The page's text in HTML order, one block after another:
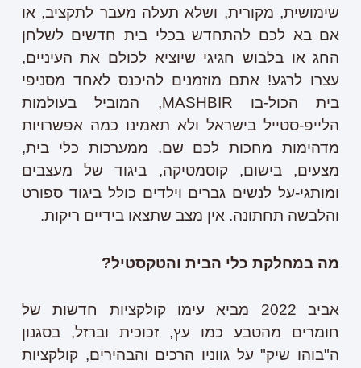
שימושית, מקורית, ושלא תעלה מעבר לתקציב, או
אם בא לכם להתחדש בכלי בית חדשים לשלחן
החג או בלבוש חגיגי שיוציא לכולם את העיניים,
עצרו לרגע! אתם מוזמנים להיכנס לאחד מסניפי
בית הכול-בו MASHBIR, המוביל בעולמות
הלייפ-סטייל בישראל ולא תאמינו כמה אפשרויות
מדהימות מחכות לכם שם. ממערכות כלי בית,
מצעים, בישום, קוסמטיקה, ביגוד של מעצבים
ומותגי-על לנשים גברים וילדים כולל ביגוד ספורט
והלבשה תחתונה. אין מצב שתצאו בידיים ריקות.
מה במחלקת כלי הבית והטקסטיל?
אביב2022 מביא עימו קולקציות חדשות
של
חומרים
מהטבע כמו עץ,זכוכית וברזל,בסגנון
ה"בוהו שיק" על גווניו הרכים והבהירים,קולקציות